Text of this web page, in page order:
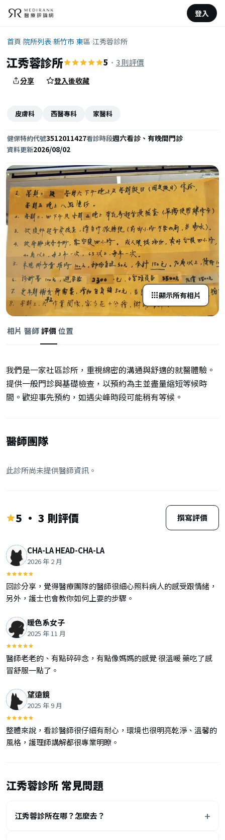
登入
首頁›院所列表›新竹市›東區›江秀蓉診所
江秀蓉診所 5 · 3 則評價
分享 登入後收藏
皮膚科 西醫專科 家醫科
健保特約代號3512011427看診時段週六看診、有晚間門診
資料更新2026/08/02
顯示所有相片
相片 醫師評價位置
我們是一家社區診所，重視綿密的溝通與舒適的就醫體驗。
提供一般門診與基礎檢查，以預約為主並盡量縮短等候時
間。歡迎事先預約，如遇尖峰時段可能稍有等候。
醫師團隊
此診所尚未提供醫師資訊。
5 · 3 則評價 撰寫評價
CHA-LA HEAD-CHA-LA
2026 年 2 月
回診分享，覺得醫療團隊的醫師很細心照料病人的感受跟情緒，
另外，護士也會教你如何上要的步驟。
暖色系女子
2025 年 11 月
醫師老老的、有點碎碎念，有點像媽媽的感覺 很溫暖 藥吃了感
冒舒服一點了。
望遠鏡
2025 年 9 月
整體來說，看診醫師很仔細有耐心，環境也很明亮乾淨、溫馨的
風格，護理師講解都很專業明瞭。
江秀蓉診所 常見問題
江秀蓉診所在哪？怎麼去？